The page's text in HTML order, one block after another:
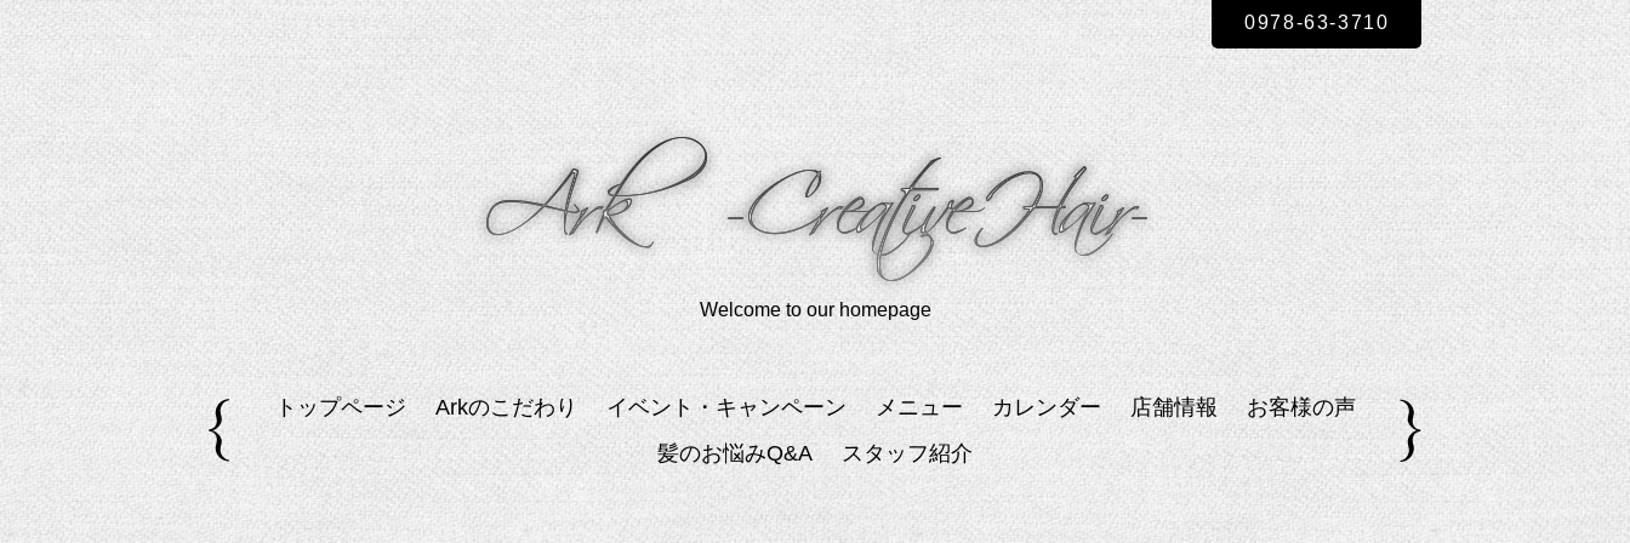
Welcome to our homepage
0978-63-3710
トップページ Arkのこだわり イベント・キャンペーン メニュー カレンダー 店舗情報
お客様の声
髪のお悩みQ&A
スタッフ紹介